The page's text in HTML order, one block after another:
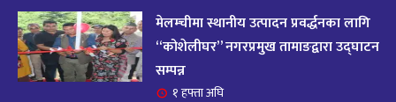
१४ आज २०८२ साल भदौ १६ गते सोमबारको राशिफल
११ महिना अघि
आजको राशिफल : २०८२ भदौ १२ गते बिहीवार, २८
मेलम्चीमा स्थानीय उत्पादन प्रवर्द्धनका लागि
“कोशेलीघर” नगरप्रमुख तामाङद्वारा उद्घाटन
सम्पन्न
१ हफ्ता अघि